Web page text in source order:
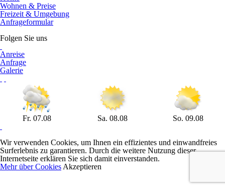
Wohnen & Preise
Freizeit & Umgebung
Anfrageformular
Folgen Sie uns
Anreise
Anfrage
Galerie
Fr. 07.08 Sa. 08.08 So. 09.08
Wir verwenden Cookies, um Ihnen ein effizientes und einwandfreies
Surferlebnis zu garantieren. Durch die weitere Nutzung dieser
Internetseite erklären Sie sich damit einverstanden.
Mehr über Cookies Akzeptieren